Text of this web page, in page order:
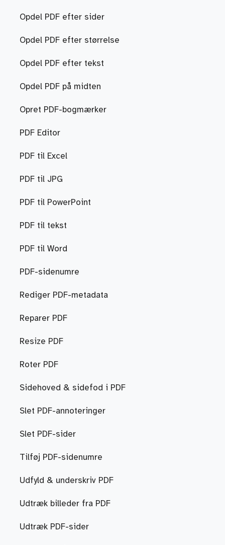
Opdel PDF efter sider
Opdel PDF efter størrelse
Opdel PDF efter tekst
Opdel PDF på midten
Opret PDF-bogmærker
PDF Editor
PDF til Excel
PDF til JPG
PDF til PowerPoint
PDF til tekst
PDF til Word
PDF-sidenumre
Rediger PDF-metadata
Reparer PDF
Resize PDF
Roter PDF
Sidehoved & sidefod i PDF
Slet PDF-annoteringer
Slet PDF-sider
Tilføj PDF-sidenumre
Udfyld & underskriv PDF
Udtræk billeder fra PDF
Udtræk PDF-sider